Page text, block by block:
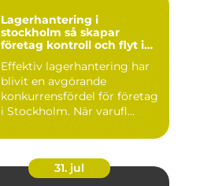
Lagerhantering i
stockholm så skapar
företag kontroll och flyt i
Effektiv lagerhantering har
blivit en avgörande
konkurrensfördel för företag
i Stockholm. När varufl...
31. jul